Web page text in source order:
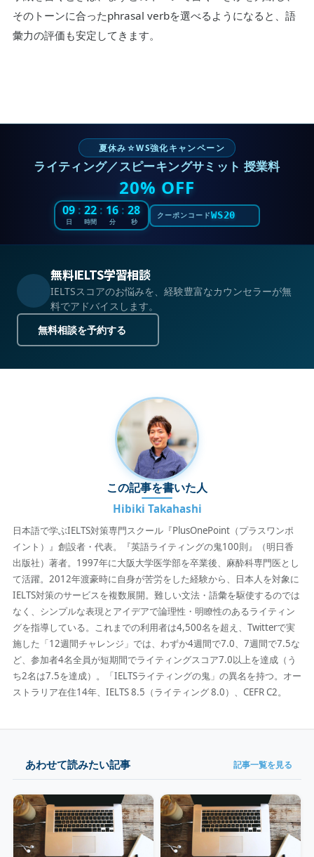
そのトーンに合ったphrasal verbを選べるようになると、語
彙力の評価も安定してきます。
夏休み☆WS強化キャンペーン
ライティング／スピーキングサミット 授業料
20% OFF
09
日
: 22
時間
: 16
分
: 27
秒
クーポンコードWS20
無料IELTS学習相談
IELTSスコアのお悩みを、経験豊富なカウンセラーが無
料でアドバイスします。
無料相談を予約する
この記事を書いた人
Hibiki Takahashi
日本語で学ぶIELTS対策専門スクール『PlusOnePoint（プラスワンポ
イント）』創設者・代表。『英語ライティングの鬼100則』（明日香
出版社）著者。1997年に大阪大学医学部を卒業後、麻酔科専門医とし
て活躍。2012年渡豪時に自身が苦労をした経験から、日本人を対象に
IELTS対策のサービスを複数展開。難しい文法・語彙を駆使するのでは
なく、シンプルな表現とアイデアで論理性・明瞭性のあるライティン
グを指導している。これまでの利用者は4,500名を超え、Twitterで実
施した「12週間チャレンジ」では、わずか4週間で7.0、7週間で7.5な
ど、参加者4名全員が短期間でライティングスコア7.0以上を達成（う
ち2名は7.5を達成）。「IELTSライティングの鬼」の異名を持つ。オー
ストラリア在住14年、IELTS 8.5（ライティング 8.0）、CEFR C2。
あわせて読みたい記事 記事一覧を見る